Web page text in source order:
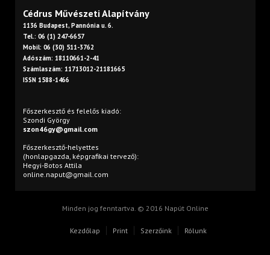
Cédrus Művészeti Alapítvány
1136 Budapest, Pannónia u. 6.
Tel.: 06 (1) 247-6657
Mobil: 06 (30) 511-3762
Adószám: 18110661-2-41
Számlaszám: 11713012-21181665
ISSN 1588-1466
Főszerkesztő és felelős kiadó:
Szondi György
szon46gy@gmail.com
Főszerkesztő-helyettes
(honlapgazda, képgrafikai tervező):
Hegyi-Botos Attila
online.naput@gmail.com
Minden jog fenntartva. © 2016 Napút Online
Kezdőlap Print Szerzőink Rólunk